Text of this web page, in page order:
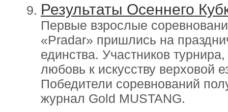
Результаты Осеннего
Первые взрослые
«Pradar» пришлись на
единства. Участников
любовь к искусству верховой
Победители соревнований
журнал Gold MUSTANG.